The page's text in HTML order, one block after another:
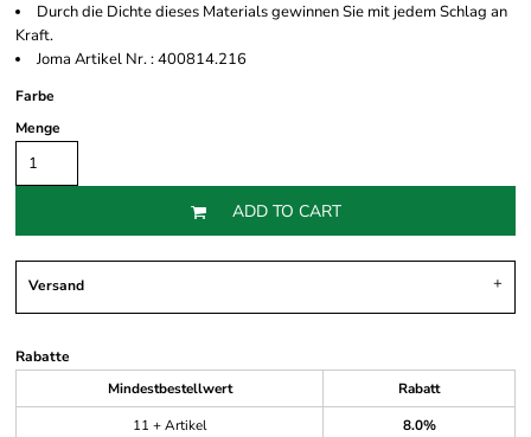
Durch die Dichte dieses Materials gewinnen Sie mit jedem Schlag an
Kraft.
Joma Artikel Nr. : 400814.216
Farbe
Menge
ADD TO CART
Versand
Rabatte
Mindestbestellwert
Rabatt
11 + Artikel
8.0%